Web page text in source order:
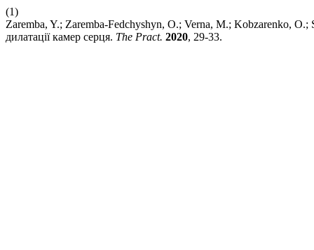
(1)
Zaremba, Y.; Zaremba-Fedchyshyn, O.; Verna, M.; Kobzarenko,
дилатації камер серця. The Praсt. 2020, 29-33.